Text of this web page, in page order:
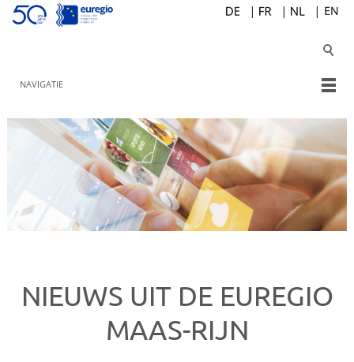
NAVIGATIE
NIEUWS UIT DE EUREGIO
MAAS-RIJN